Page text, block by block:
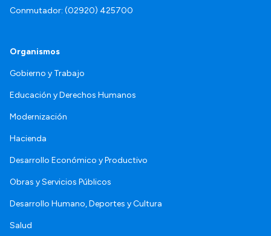
Conmutador: (02920) 425700
Organismos
Gobierno y Trabajo
Educación y Derechos Humanos
Modernización
Hacienda
Desarrollo Económico y Productivo
Obras y Servicios Públicos
Desarrollo Humano, Deportes y Cultura
Salud